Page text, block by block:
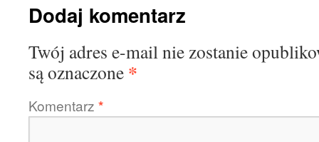
Dodaj komentarz
Twój adres e-mail nie zostanie
są oznaczone *
Komentarz *